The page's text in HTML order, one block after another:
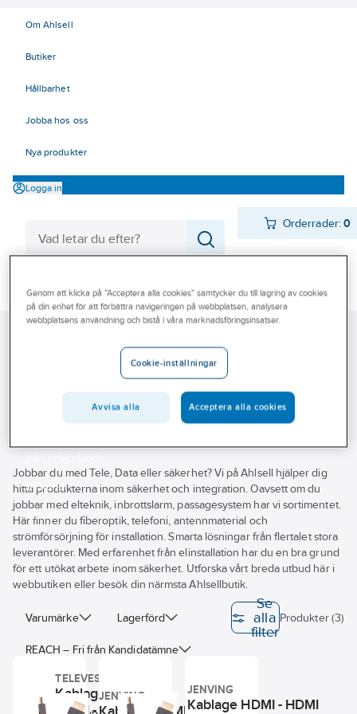
Om Ahlsell
Butiker
Hållbarhet
Jobba hos oss
Nya produkter
Logga in
Orderrader:0
Varumärken
Bli kund
Aktuellt
Beställ direkt
62 Ljud- och tiddistribution
HDMI - HDMI-kablage
HDMI - HDMI-kablage
Jobbar du med Tele, Data eller säkerhet? Vi på Ahlsell hjälper dig
hitta produkterna inom säkerhet och integration. Oavsett om du
jobbar med elteknik, inbrottslarm, passagesystem har vi sortimentet.
Här finner du fiberoptik, telefoni, antennmaterial och
strömförsörjning för installation. Smarta lösningar från flertalet stora
leverantörer. Med erfarenhet från elinstallation har du en bra grund
för ett utökat arbete inom säkerhet. Utforska vårt breda utbud här i
webbutiken eller besök din närmsta Ahlsellbutik.
Varumärke Lagerförd
REACH – Fri från Kandidatämne
Se
alla
filter
Produkter (3)
TELEVES
Kablage
HDMI -
JENVING
Kablage HDMI - HDMI
JENVING
Kablage HDMI - HDMI
Genom att klicka på "Acceptera alla cookies" samtycker du till lagring av cookies
på din enhet för att förbättra navigeringen på webbplatsen, analysera
webbplatsens användning och bistå i våra marknadsföringsinsatser.
Cookie-inställningar
Avvisa alla Acceptera alla cookies